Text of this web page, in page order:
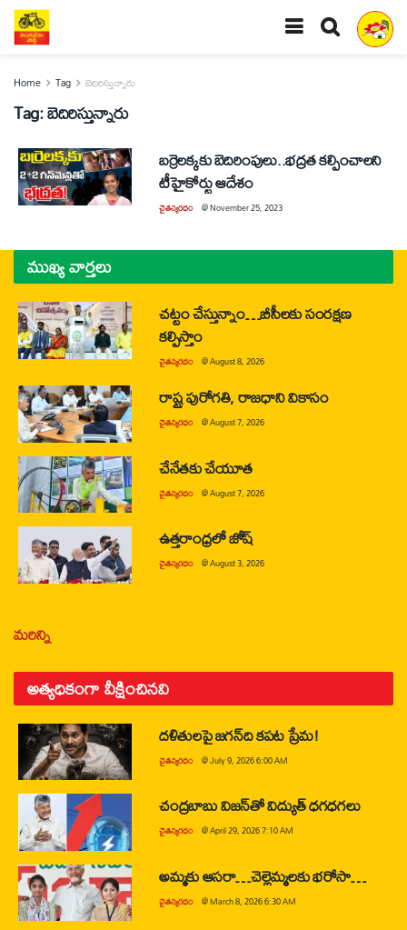
Home Tag బెదిరిస్తున్నారు
Tag:బెదిరిస్తున్నారు
బర్రెలక్కకు బెదిరింపులు..భద్రత కల్పించాలని
టీహైకోర్టు ఆదేశం
చైతన్యరధం @November 25, 2023
ముఖ్య వార్తలు
చట్టం చేస్తున్నాం…బీసీలకు సంరక్షణ
కల్పిస్తాం
చైతన్యరధం @August 8, 2026
రాష్ట్ర పురోగతి, రాజధాని వికాసం
చైతన్యరధం @August 7, 2026
చేనేతకు చేయూత
చైతన్యరధం @August 7, 2026
ఉత్తరాంధ్రలో జోష్
చైతన్యరధం @August 3, 2026
మరిన్ని
అత్యధికంగా వీక్షించినవి
దళితులపై జగన్‌ది కపట ప్రేమ!
చైతన్యరధం @July 9, 2026 6:00 AM
చంద్రబాబు విజన్‌తో విద్యుత్ ధగధగలు
చైతన్యరధం @April 29, 2026 7:10 AM
అమ్మకు ఆసరా…చెల్లెమ్మలకు భరోసా…
చైతన్యరధం @March 8, 2026 6:30 AM